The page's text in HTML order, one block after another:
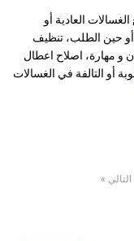
العادية أو
حين الطلب، تنظيف
و مهارة، اصلاح اعطال
أو التالفة في الغسالات
التالي